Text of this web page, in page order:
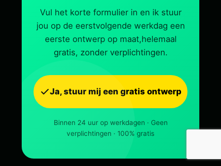
Vul het korte formulier in en ik stuur
jou op de eerstvolgende werkdag een
eerste ontwerp op maat,helemaal
gratis, zonder verplichtingen.
Ja, stuur mij een gratis ontwerp
Binnen 24 uur op werkdagen · Geen
verplichtingen · 100% gratis